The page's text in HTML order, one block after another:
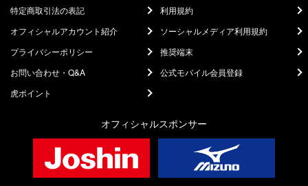
特定商取引法の表記
利用規約
オフィシャルアカウント紹介
ソーシャルメディア利用規約
プライバシーポリシー
推奨端末
お問い合わせ・Q&A
公式モバイル会員登録
虎ポイント
オフィシャルスポンサー